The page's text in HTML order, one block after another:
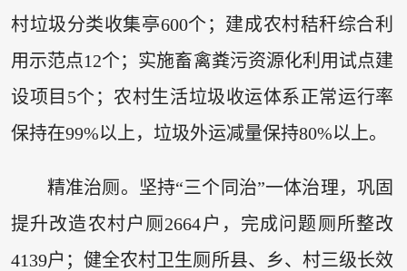
村垃圾分类收集亭600个；建成农村秸秆综合利
用示范点12个；实施畜禽粪污资源化利用试点建
设项目5个；农村生活垃圾收运体系正常运行率
保持在99%以上，垃圾外运减量保持80%以上。
精准治厕。坚持“三个同治”一体治理，巩固
提升改造农村户厕2664户，完成问题厕所整改
4139户；健全农村卫生厕所县、乡、村三级长效